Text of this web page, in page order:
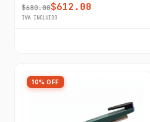
$680.00$612.00
IVA INCLUIDO
10% OFF